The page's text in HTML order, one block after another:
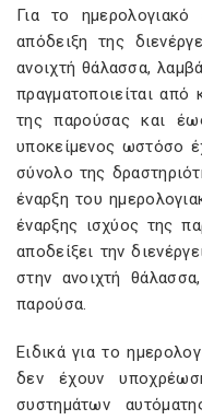
Για το
απόδειξη της
ανοιχτή θάλασσα,
πραγματοποιείται
της παρούσας και
υποκείμενος ωστόσο
σύνολο της
έναρξη του
έναρξης ισχύος της
αποδείξει την
στην ανοιχτή
παρούσα.
Ειδικά για το
δεν έχουν
συστημάτων